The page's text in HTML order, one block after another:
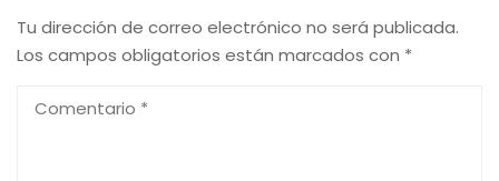
Tu dirección de correo electrónico no será publicada.
Los campos obligatorios están marcados con *